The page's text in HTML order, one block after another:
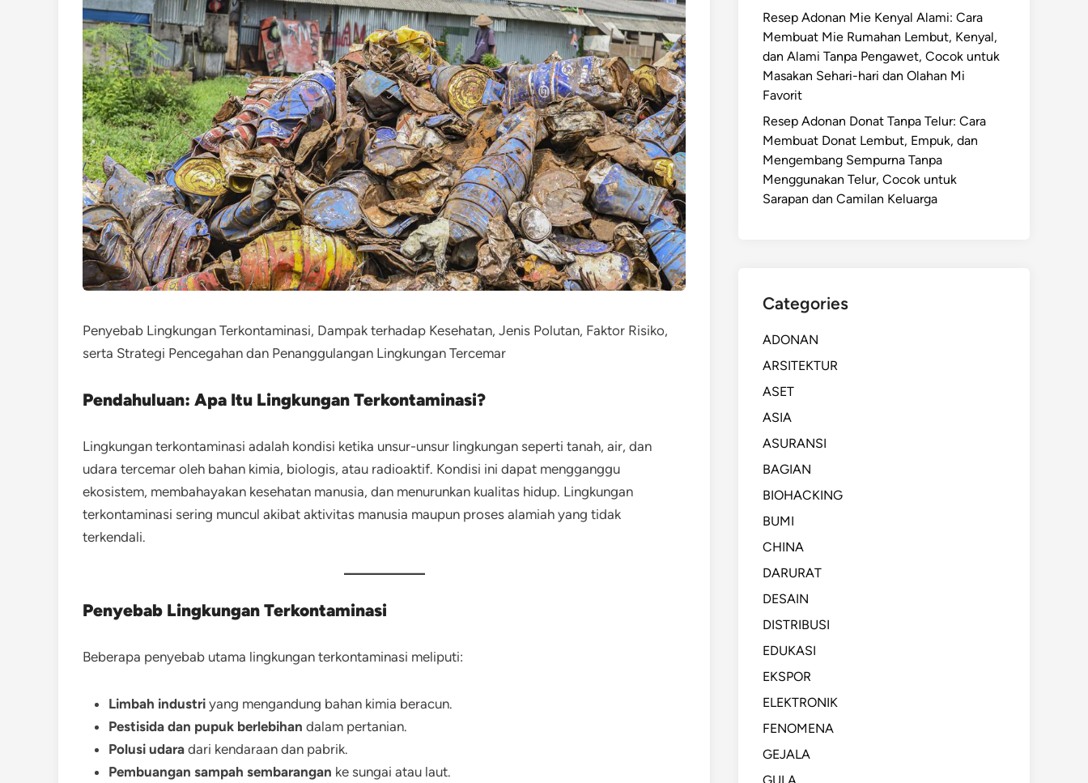
Penyebab Lingkungan Terkontaminasi, Dampak terhadap Kesehatan, Jenis Polutan, Faktor Risiko,
serta Strategi Pencegahan dan Penanggulangan Lingkungan Tercemar
Pendahuluan: Apa Itu Lingkungan Terkontaminasi?
Lingkungan terkontaminasi adalah kondisi ketika unsur-unsur lingkungan seperti tanah, air, dan
udara tercemar oleh bahan kimia, biologis, atau radioaktif. Kondisi ini dapat mengganggu
ekosistem, membahayakan kesehatan manusia, dan menurunkan kualitas hidup. Lingkungan
terkontaminasi sering muncul akibat aktivitas manusia maupun proses alamiah yang tidak
terkendali.
Penyebab Lingkungan Terkontaminasi
Beberapa penyebab utama lingkungan terkontaminasi meliputi:
Limbah industri yang mengandung bahan kimia beracun.
Pestisida dan pupuk berlebihan dalam pertanian.
Polusi udara dari kendaraan dan pabrik.
Pembuangan sampah sembarangan ke sungai atau laut.
Resep Adonan Mie Kenyal Alami: Cara
Membuat Mie Rumahan Lembut, Kenyal,
dan Alami Tanpa Pengawet, Cocok untuk
Masakan Sehari-hari dan Olahan Mi
Favorit
Resep Adonan Donat Tanpa Telur: Cara
Membuat Donat Lembut, Empuk, dan
Mengembang Sempurna Tanpa
Menggunakan Telur, Cocok untuk
Sarapan dan Camilan Keluarga
Categories
ADONAN
ARSITEKTUR
ASET
ASIA
ASURANSI
BAGIAN
BIOHACKING
BUMI
CHINA
DARURAT
DESAIN
DISTRIBUSI
EDUKASI
EKSPOR
ELEKTRONIK
FENOMENA
GEJALA